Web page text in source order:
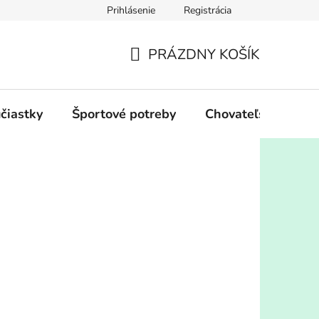
Prihlásenie Registrácia
KOŠÍK
PRÁZDNY KOŠÍK
Športové potreby Chovateľské